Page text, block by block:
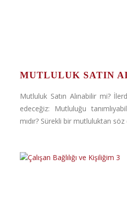
MUTLULUK SATIN
Mutluluk Satın Alınabilir mi?
edeceğiz: Mutluluğu
mıdır? Sürekli bir mutluluktan söz